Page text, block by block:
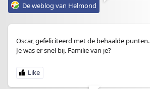
De weblog van Helmond
Oscar, gefeliciteerd met de behaalde punten.
Je was er snel bij. Familie van je?